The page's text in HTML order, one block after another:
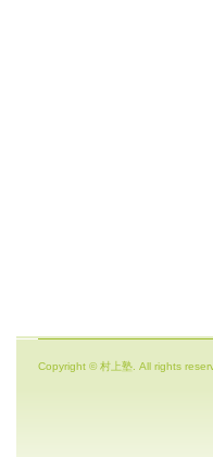
Copyright © 村上塾. All rights